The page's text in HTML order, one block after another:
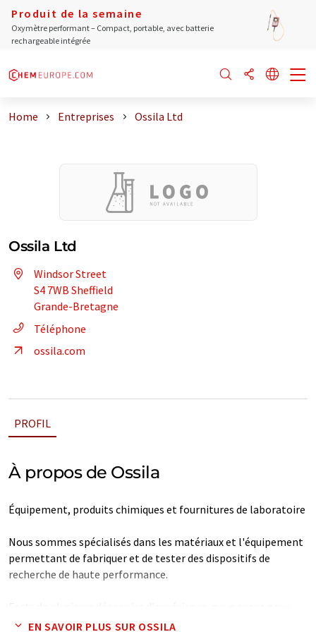
Produit de la semaine
Oxymètre performant – Compact, portable, avec batterie
rechargeable intégrée
Home Entreprises Ossila Ltd
Ossila Ltd
Windsor Street
S4 7WB Sheffield
Grande-Bretagne
Téléphone
ossila.com
PROFIL
À propos de Ossila
Équipement, produits chimiques et fournitures de laboratoire
Nous sommes spécialisés dans les matériaux et l'équipement
permettant de fabriquer et de tester des dispositifs de
recherche de haute performance.
mission d'ouvrir la voie à la découverte en mettant à la
EN SAVOIR PLUS SUR OSSILA